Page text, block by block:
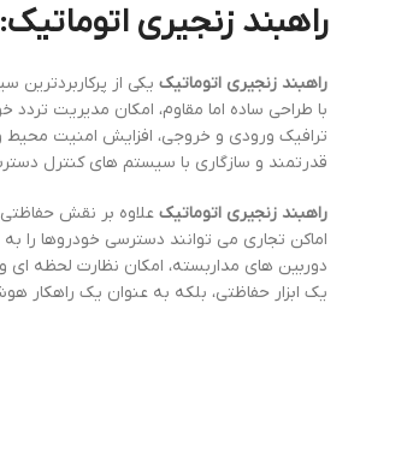
راهبند زنجیری
راهبند زنجیری اتوماتیک یکی از
با طراحی ساده اما مقاوم، امکان مدیریت
ترافیک ورودی و خروجی، افزایش امنیت محیط
قدرتمند و سازگاری با سیستم های کنترل
راهبند زنجیری اتوماتیک علاوه بر نقش
اماکن تجاری می توانند دسترسی خودروها را
دوربین های مداربسته، امکان نظارت لحظه
یک ابزار حفاظتی، بلکه به عنوان یک راهکار